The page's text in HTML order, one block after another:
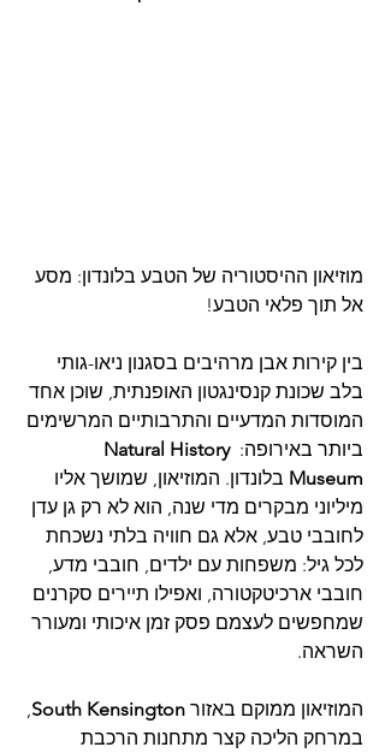
מוזיאון ההיסטוריה של הטבע בלונדון: מסע
אל תוך פלאי הטבע!
בין קירות אבן מרהיבים בסגנון ניאו-גותי
בלב שכונת קנסינגטון האופנתית, שוכן אחד
המוסדות המדעיים והתרבותיים המרשימים
ביותר באירופה: Natural History
Museum בלונדון. המוזיאון, שמושך אליו
מיליוני מבקרים מדי שנה, הוא לא רק גן עדן
לחובבי טבע, אלא גם חוויה בלתי נשכחת
לכל גיל: משפחות עם ילדים, חובבי מדע,
חובבי ארכיטקטורה, ואפילו תיירים סקרנים
שמחפשים לעצמם פסק זמן איכותי ומעורר
השראה.
המוזיאון ממוקם באזור South Kensington
במרחק הליכה קצר מתחנות הרכבת